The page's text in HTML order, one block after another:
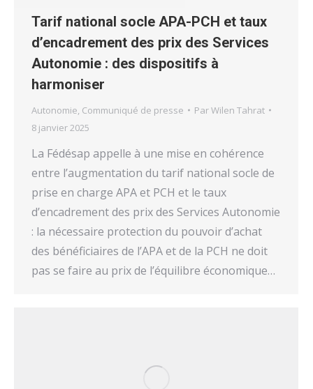
Tarif national socle APA-PCH et taux
d’encadrement des prix des Services
Autonomie : des dispositifs à
harmoniser
Autonomie, Communiqué de presse ParWilen Tahrat
8 janvier 2025
La Fédésap appelle à une mise en cohérence
entre l’augmentation du tarif national socle de
prise en charge APA et PCH et le taux
d’encadrement des prix des Services Autonomie
: la nécessaire protection du pouvoir d’achat
des bénéficiaires de l’APA et de la PCH ne doit
pas se faire au prix de l’équilibre économique…